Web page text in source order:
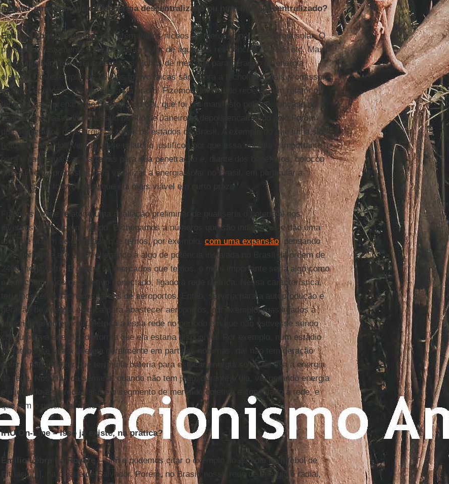
investir em um modelo de energia descentralizado ou num modelo centralizado?
Emilio Lèbre La Rovere –
Existem vários nichos de mercado para a energia solar. O
principal é justamente o aquecimento solar de água nas residências, hotéis, etc. Mas
existe também uma série de outros nichos de mercado para geração de energia
elétrica. Por exemplo, as células fotovoltaicas são agora a tecnologia mais promissora
e viável economicamente em curto prazo. Fizemos um estudo recente, um relatório
técnico, para preparação da Carta do Sol, que foi um manifesto político, lançado no
final do ano passado no estado do Rio de Janeiro, e depois encampado pelo Fórum
dos secretários de energia de todos os estados do Brasil. A exemplo do que tinha sido
feito na Carta dos Ventos, esse relatório justificou por que essa energia é importante
para o país, quais as barreiras para sua penetração e, diante dos benefícios, colocou
uma série de propostas para viabilizar a energia solar no Brasil, em particular a
energia solar fotovoltaica, que é a mais viável em curto prazo.
Fizemos nesse relatório uma avaliação preliminar de qual seria o potencial nos
diversos nichos de mercado. E chegamos a números que são indicativos e dão uma
ideia de ordem de grandeza que temos, por exemplo, com uma expansão, pensando
num horizonte até 2020, chegando a algo de potência instalada no Brasil da ordem de
2400 megawatts. E dentre os mercados que temos, o mais importante seria algo como
o que chamamos de coletivo conectado, ligado à rede elétrica. Nessa característica,
teríamos tetos, fachadas, áreas de aeroportos. Então, serviria para a autoprodução e
geração de energia elétrica para abastecer aeroportos, por exemplo, mas ligados à
rede, injetando energia elétrica a essa rede no período em que não estivesse sendo
consumida a energia, de forma que ela estaria disponível. Por exemplo, num estádio
de futebol se usa a energia geralmente em partidas noturnas, daí não tem geração
solar e para não ter que ter muita bateria para estocar energia solar, se usa a energia
da rede. Nos dias da semana, quando não tem jogo, durante o dia, vai gerando energia
e injetando-a na rede. Isso é o segmento de mercado coletivo e conectado à rede, e
que tem o potencial maior.
IHU On-Line – Isso já existe, na prática?
Emilio Lèbre La Rovere –Sim e podemos citar o exemplo do estádio de futebol de
Pituaçu [1], na cidade de Salvador. Porém, no Brasil, nossa rede de energia é radial,